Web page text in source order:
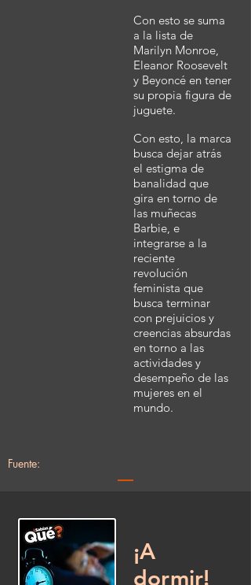
Con esto se suma
a la lista de
Marilyn Monroe,
Eleanor Roosevelt
y Beyoncé en tener
su propia figura de
juguete.
Con esto, la marca
busca dejar atrás
el estigma de
banalidad que
gira en torno de
las muñecas
Barbie, e
integrarse a la
reciente
revolución
feminista que
busca terminar
con prejuicios y
creencias absurdas
en torno a las
actividades y
desempeño de las
mujeres en el
mundo.
Fuente:
¡A
dormir!